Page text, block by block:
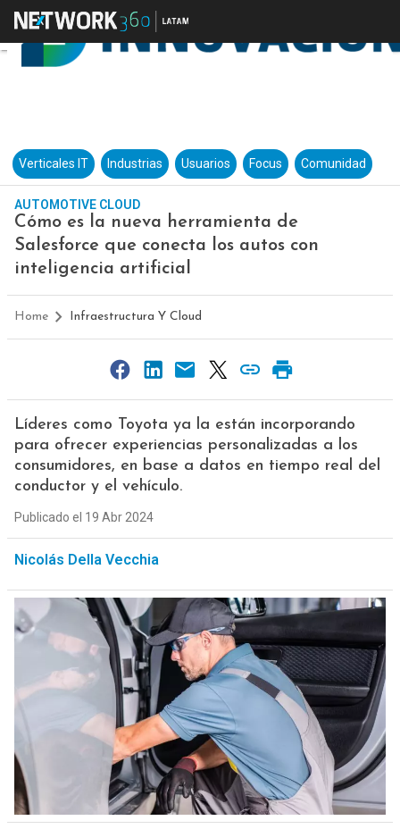
Verticales IT Industrias Usuarios Focus Comunidad
AUTOMOTIVE CLOUD
Cómo es la nueva herramienta de
Salesforce que conecta los autos con
inteligencia artificial
Home Infraestructura Y Cloud
Líderes como Toyota ya la están incorporando
para ofrecer experiencias personalizadas a los
consumidores, en base a datos en tiempo real del
conductor y el vehículo.
Publicado el 19 Abr 2024
Nicolás Della Vecchia